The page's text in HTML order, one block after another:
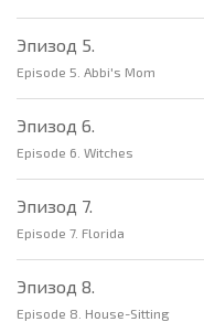
Эпизод 5.
Episode 5. Abbi's Mom
Эпизод 6.
Episode 6. Witches
Эпизод 7.
Episode 7. Florida
Эпизод 8.
Episode 8. House-Sitting